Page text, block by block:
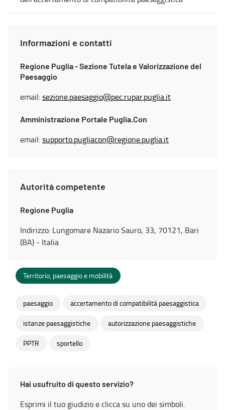
Informazioni e contatti
Regione Puglia - Sezione Tutela e Valorizzazione del
Paesaggio
email:sezione.paesaggio@pec.rupar.puglia.it
Amministrazione Portale Puglia.Con
email:supporto.pugliacon@regione.puglia.it
Autorità competente
Regione Puglia
Indirizzo: Lungomare Nazario Sauro, 33, 70121, Bari
(BA) - Italia
Territorio, paesaggio e mobilità
paesaggio accertamento di compatibilità paesaggistica
istanze paesaggistiche autorizzazione paesaggistiche
PPTR sportello
Hai usufruito di questo servizio?
Esprimi il tuo giudizio e clicca su uno dei simboli.